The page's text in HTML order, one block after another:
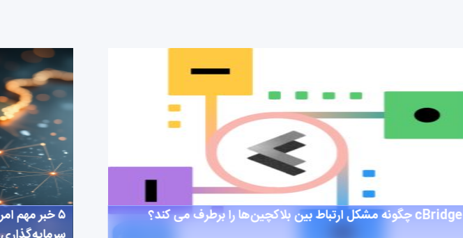
cBridge چگونه مشکل ارتباط بین بلاکچین‌ها را برطرف می کند؟